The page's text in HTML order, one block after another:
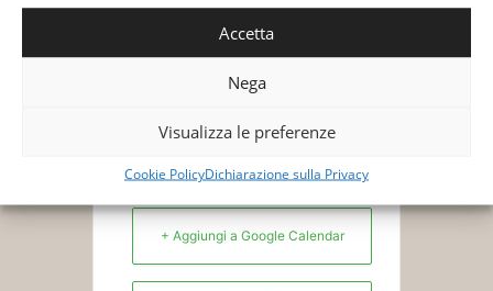
Accetta
Nega
Visualizza le preferenze
Cookie PolicyDichiarazione sulla Privacy
Biglietti/Tickets
+ Aggiungi a Google Calendar